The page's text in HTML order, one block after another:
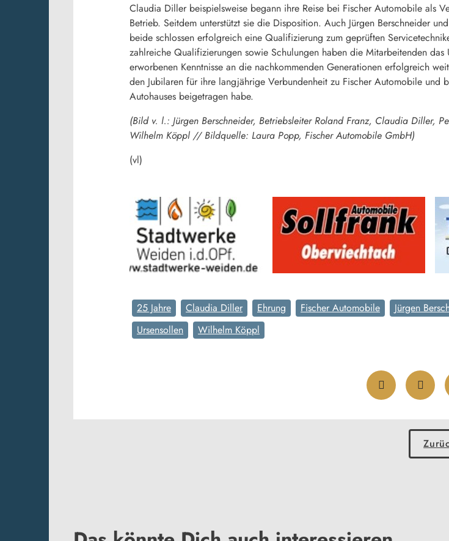
Claudia Diller beispielsweise begann ihre Reise bei Fischer Automobile als
Betrieb. Seitdem unterstützt sie die Disposition. Auch Jürgen Berschneider
beide schlossen erfolgreich eine Qualifizierung zum geprüften
zahlreiche Qualifizierungen sowie Schulungen haben die Mitarbeitenden
erworbenen Kenntnisse an die nachkommenden Generationen erfolgreich
den Jubilaren für ihre langjährige Verbundenheit zu Fischer Automobile und
Autohauses beigetragen habe.
(Bild v. l.: Jürgen Berschneider, Betriebsleiter Roland Franz, Claudia Diller,
Wilhelm Köppl // Bildquelle: Laura Popp, Fischer Automobile GmbH)
(vl)
25 Jahre Claudia Diller Ehrung Fischer Automobile Jürgen
Ursensollen
Wilhelm Köppl